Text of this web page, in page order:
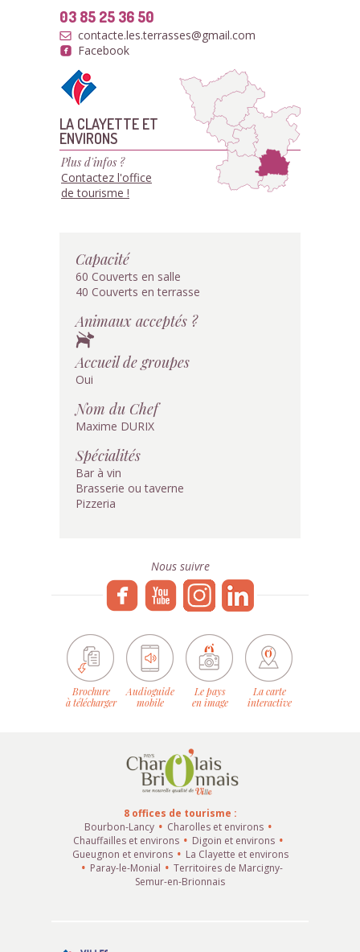
03 85 25 36 50
contacte.les.terrasses@gmail.com
Facebook
LA CLAYETTE ET
ENVIRONS
Plus d'infos ?
Contactez l'office
de tourisme !
Capacité
60 Couverts en salle
40 Couverts en terrasse
Animaux acceptés ?
Accueil de groupes
Oui
Nom du Chef
Maxime DURIX
Spécialités
Bar à vin
Brasserie ou taverne
Pizzeria
Nous suivre
Brochure
à télécharger
Audioguide
mobile
Le pays
en image
La carte
interactive
8 offices de tourisme :
Bourbon-Lancy
Charolles et environs
Chauffailles et environs
Digoin et environs
Gueugnon et environs
La Clayette et environs
Paray-le-Monial
Territoires de Marcigny-
Semur-en-Brionnais